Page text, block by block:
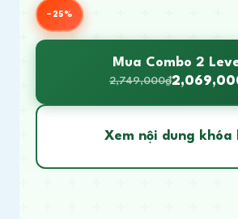
−25%
Mua Combo 2
2,749,000₫
Xem nội dung khóa